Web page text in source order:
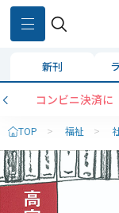
新刊
コンビニ決済に
TOP > 福祉 >